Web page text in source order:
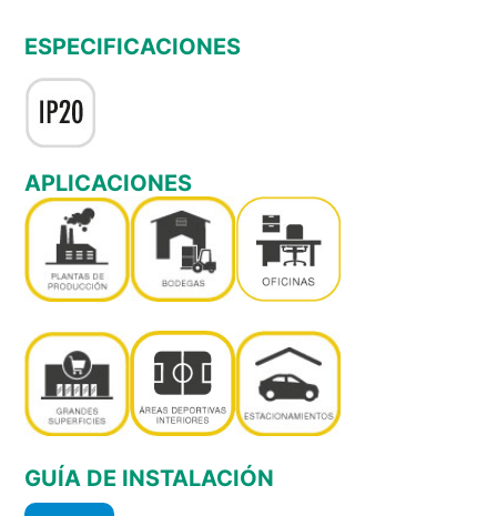
ESPECIFICACIONES
APLICACIONES
GUÍA DE INSTALACIÓN